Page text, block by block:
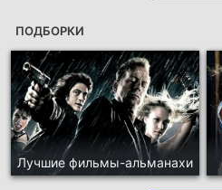
ПОДБОРКИ
Лучшие фильмы-альманахи